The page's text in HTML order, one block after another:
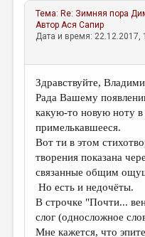
Тема: Re: Зимняя пора
АвторАся Сапир
Дата и время: 22.12.2017,
Здравствуйте,
Рада Вашему
какую-то новую ноту
примелькавшееся.
Вот ти в этом
творения показана
связанные общим
Но есть и недочёты.
В строчке "Почти...
слог (односложное
Мне кажется, что